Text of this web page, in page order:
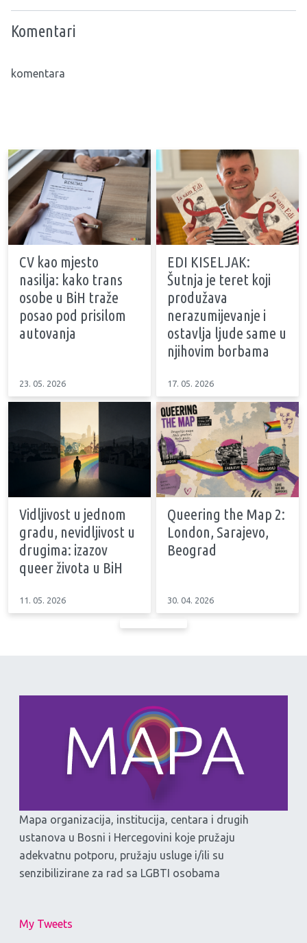
Komentari
komentara
CV kao mjesto
nasilja: kako trans
osobe u BiH traže
posao pod prisilom
autovanja
23. 05. 2026
EDI KISELJAK:
Šutnja je teret koji
produžava
nerazumijevanje i
ostavlja ljude same u
njihovim borbama
17. 05. 2026
Vidljivost u jednom
gradu, nevidljivost u
drugima: izazov
queer života u BiH
11. 05. 2026
Queering the Map 2:
London, Sarajevo,
Beograd
30. 04. 2026
Mapa organizacija, institucija, centara i drugih
ustanova u Bosni i Hercegovini koje pružaju
adekvatnu potporu, pružaju usluge i/ili su
senzibilizirane za rad sa LGBTI osobama
My Tweets